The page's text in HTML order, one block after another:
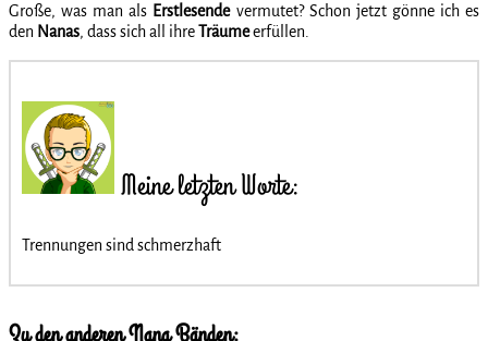
Große, was man als Erstlesendevermutet? Schon jetzt gönne ich es
den Nanas, dass sich all ihreTräumeerfüllen.
Meine letzten Worte:
Trennungen sind schmerzhaft